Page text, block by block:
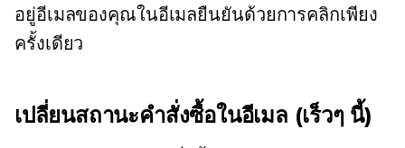
อยู่อีเมลของคุณในอีเมลยืนยันด้วยการคลิกเพียง
ครั้งเดียว
เปลี่ยนสถานะคำสั่งซื้อในอีเมล (เร็วๆ นี้)